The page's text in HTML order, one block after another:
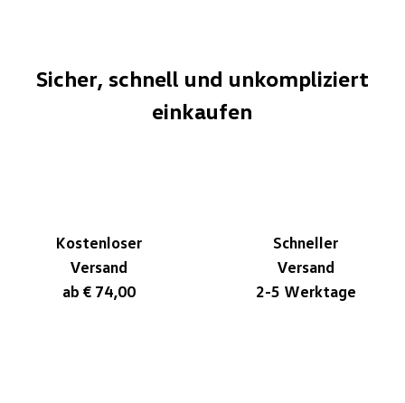
Sicher, schnell und unkompliziert
einkaufen
Kostenloser
Versand
ab € 74,00
Schneller
Versand
2-5 Werktage